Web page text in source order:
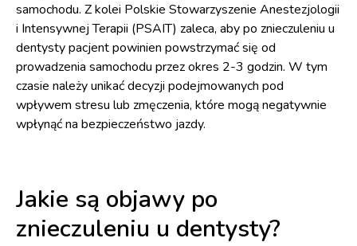
samochodu. Z kolei Polskie Stowarzyszenie Anestezjologii
i Intensywnej Terapii (PSAIT) zaleca, aby po znieczuleniu u
dentysty pacjent powinien powstrzymać się od
prowadzenia samochodu przez okres 2-3 godzin. W tym
czasie należy unikać decyzji podejmowanych pod
wpływem stresu lub zmęczenia, które mogą negatywnie
wpłynąć na bezpieczeństwo jazdy.
Jakie są objawy po
znieczuleniu u dentysty?